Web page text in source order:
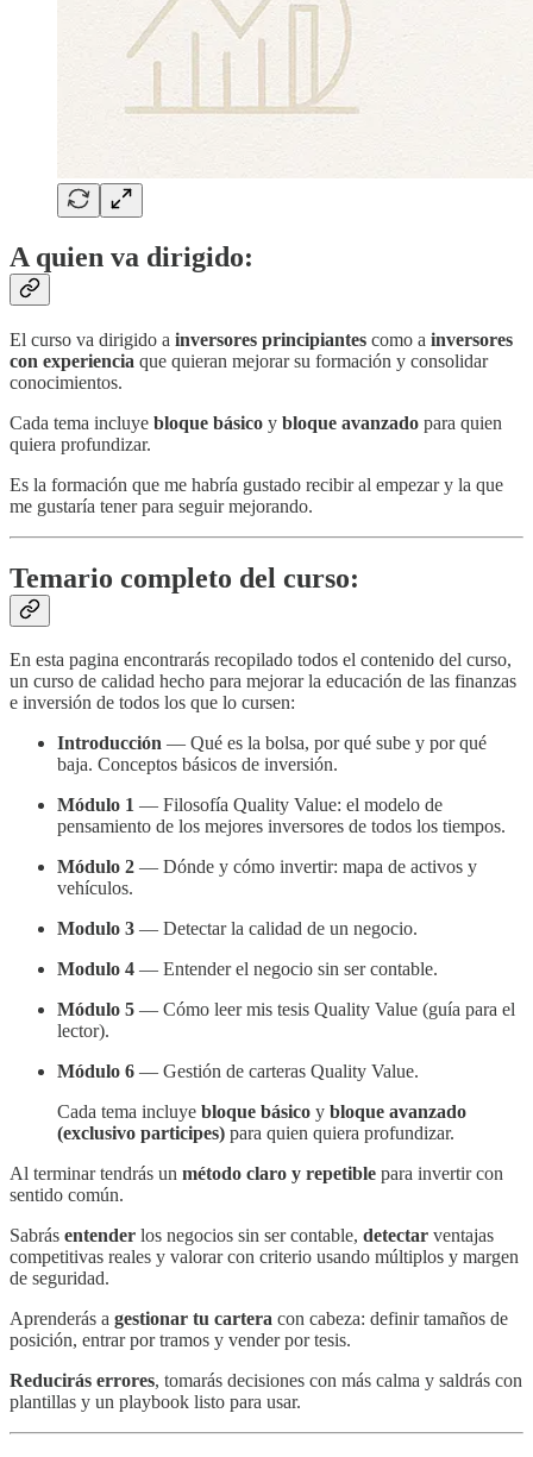
A quien va dirigido:
El curso va dirigido a inversores principiantes como a inversores
con experiencia que quieran mejorar su formación y consolidar
conocimientos.
Cada tema incluye bloque básico y bloque avanzado para quien
quiera profundizar.
Es la formación que me habría gustado recibir al empezar y la que
me gustaría tener para seguir mejorando.
Temario completo del curso:
En esta pagina encontrarás recopilado todos el contenido del curso,
un curso de calidad hecho para mejorar la educación de las finanzas
e inversión de todos los que lo cursen:
Introducción — Qué es la bolsa, por qué sube y por qué
baja. Conceptos básicos de inversión.
Módulo 1 — Filosofía Quality Value: el modelo de
pensamiento de los mejores inversores de todos los tiempos.
Módulo 2 — Dónde y cómo invertir: mapa de activos y
vehículos.
Modulo 3 — Detectar la calidad de un negocio.
Modulo 4 — Entender el negocio sin ser contable.
Módulo 5 — Cómo leer mis tesis Quality Value (guía para el
lector).
Módulo 6 — Gestión de carteras Quality Value.
Cada tema incluye bloque básico y bloque avanzado
(exclusivo participes) para quien quiera profundizar.
Al terminar tendrás un método claro y repetible para invertir con
sentido común.
Sabrás entender los negocios sin ser contable, detectar ventajas
competitivas reales y valorar con criterio usando múltiplos y margen
de seguridad.
Aprenderás a gestionar tu cartera con cabeza: definir tamaños de
posición, entrar por tramos y vender por tesis.
Reducirás errores, tomarás decisiones con más calma y saldrás con
plantillas y un playbook listo para usar.